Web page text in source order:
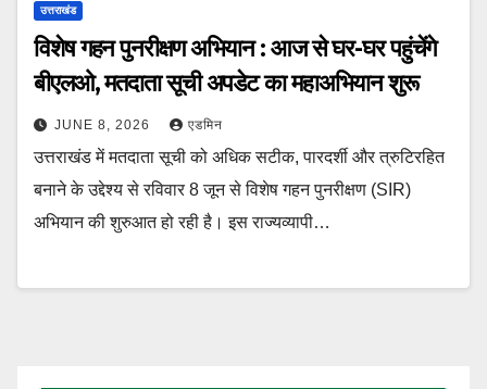
उत्तराखंड
विशेष गहन पुनरीक्षण अभियान : आज से घर-घर पहुंचेंगे
बीएलओ, मतदाता सूची अपडेट का महाअभियान शुरू
JUNE 8, 2026 एडमिन
उत्तराखंड में मतदाता सूची को अधिक सटीक, पारदर्शी और त्रुटिरहित
बनाने के उद्देश्य से रविवार 8 जून से विशेष गहन पुनरीक्षण (SIR)
अभियान की शुरुआत हो रही है। इस राज्यव्यापी…